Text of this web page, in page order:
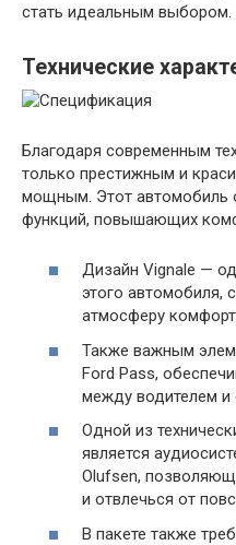
стать идеальным выбором.
Технические
Благодаря современным
только престижным и
мощным. Этот автомобиль
функций, повышающих
Дизайн Vignale —
этого
атмосферу
Также важным
Ford Pass,
между водителем и
Одной из
является
Olufsen,
и отвлечься от
В пакете также